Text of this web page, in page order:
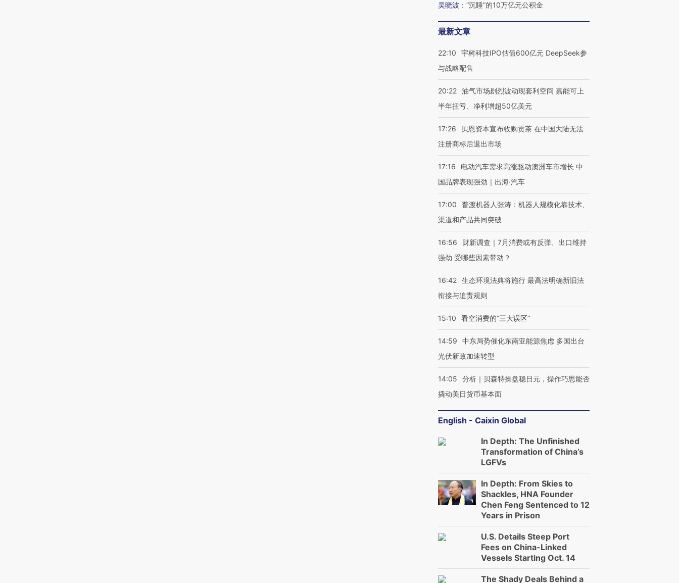
吴晓波 ： “沉睡”的10万亿元公积金
最新文章
22:10
宇树科技IPO估值600亿元 DeepSeek参
与战略配售
20:22 油气市场剧烈波动现套利空间 嘉能可上
半年扭亏、净利增超50亿美元
17:26
贝恩资本宣布收购贡茶 在中国大陆无法
注册商标后退出市场
17:16
电动汽车需求高涨驱动澳洲车市增长 中
国品牌表现强劲｜出海·汽车
17:00
普渡机器人张涛：机器人规模化靠技术、
渠道和产品共同突破
16:56
财新调查｜7月消费或有反弹、出口维持
强劲 受哪些因素带动？
16:42 生态环境法典将施行 最高法明确新旧法
衔接与追责规则
15:10 看空消费的“三大误区”
14:59
中东局势催化东南亚能源焦虑 多国出台
光伏新政加速转型
14:05
分析｜贝森特操盘稳日元，操作巧思能否
撬动美日货币基本面
English - Caixin Global
In Depth: The Unfinished
Transformation of China’s
LGFVs
In Depth: From Skies to
Shackles, HNA Founder
Chen Feng Sentenced to 12
Years in Prison
U.S. Details Steep Port
Fees on China-Linked
Vessels Starting Oct. 14
The Shady Deals Behind a